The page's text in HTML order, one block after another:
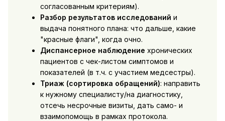
согласованным критериям).
Разбор результатов исследований и
выдача понятного плана: что дальше, какие
"красные флаги", когда очно.
Диспансерное наблюдение хронических
пациентов с чек-листом симптомов и
показателей (в т.ч. с участием медсестры).
Триаж (сортировка обращений): направить
к нужному специалисту/на диагностику,
отсечь несрочные визиты, дать само- и
взаимопомощь в рамках протокола.